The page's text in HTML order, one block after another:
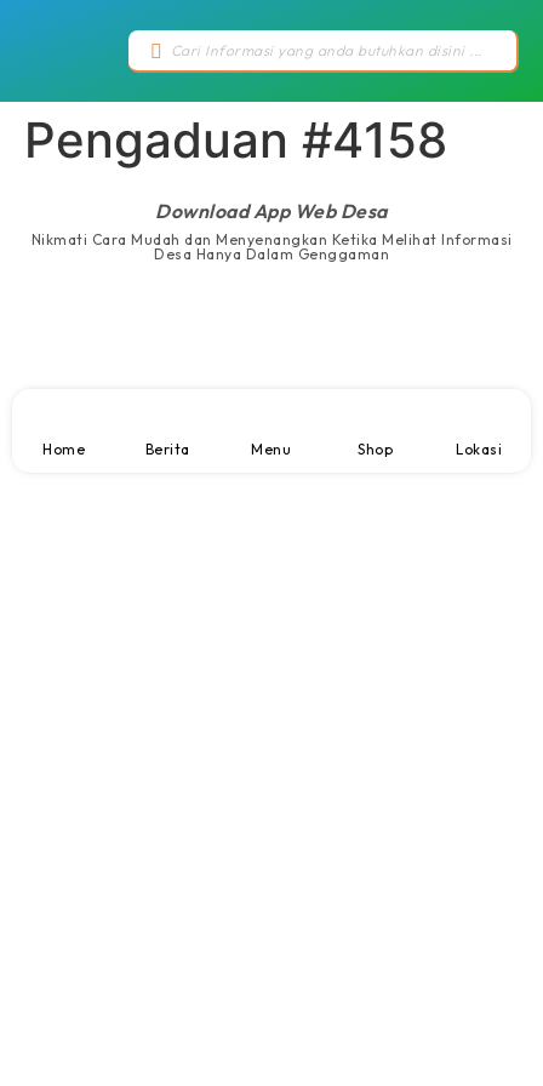
Pengaduan #4158
Download App Web Desa
Nikmati Cara Mudah dan Menyenangkan Ketika Melihat Informasi
Desa Hanya Dalam Genggaman
Home Berita Menu Shop Lokasi